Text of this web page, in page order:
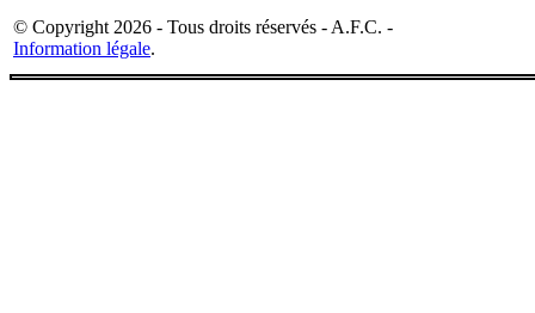
© Copyright 2026 - Tous droits réservés - A.F.C. -
Information légale.